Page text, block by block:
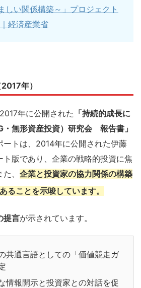
しい関係構築～」プロジェクト
経済産業省
年）
年に公開された 「持続的成長に
・無形資産投資）研究会 報告書」
ートは、2014年に公開された伊藤
ト版であり、企業の戦略的投資に焦
、 企業と投資家の協力関係の構築
ることを示唆しています。
提言が示されています。
共通言語としての「価値競走ガ
情報開示と投資家との対話を促